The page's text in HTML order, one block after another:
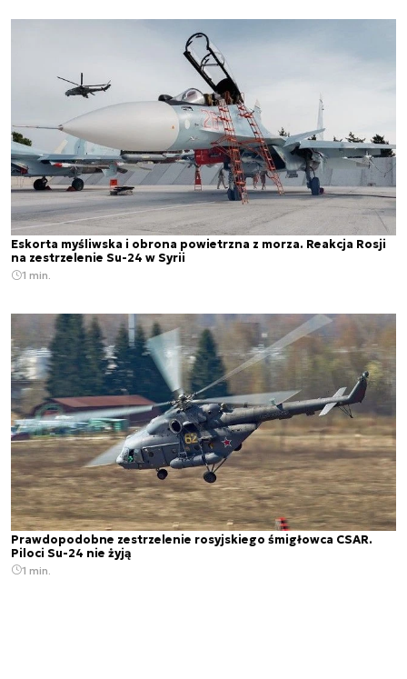
Eskorta myśliwska i obrona powietrzna z morza. Reakcja Rosji
na zestrzelenie Su-24 w Syrii
1 min.
Prawdopodobne zestrzelenie rosyjskiego śmigłowca CSAR.
Piloci Su-24 nie żyją
1 min.